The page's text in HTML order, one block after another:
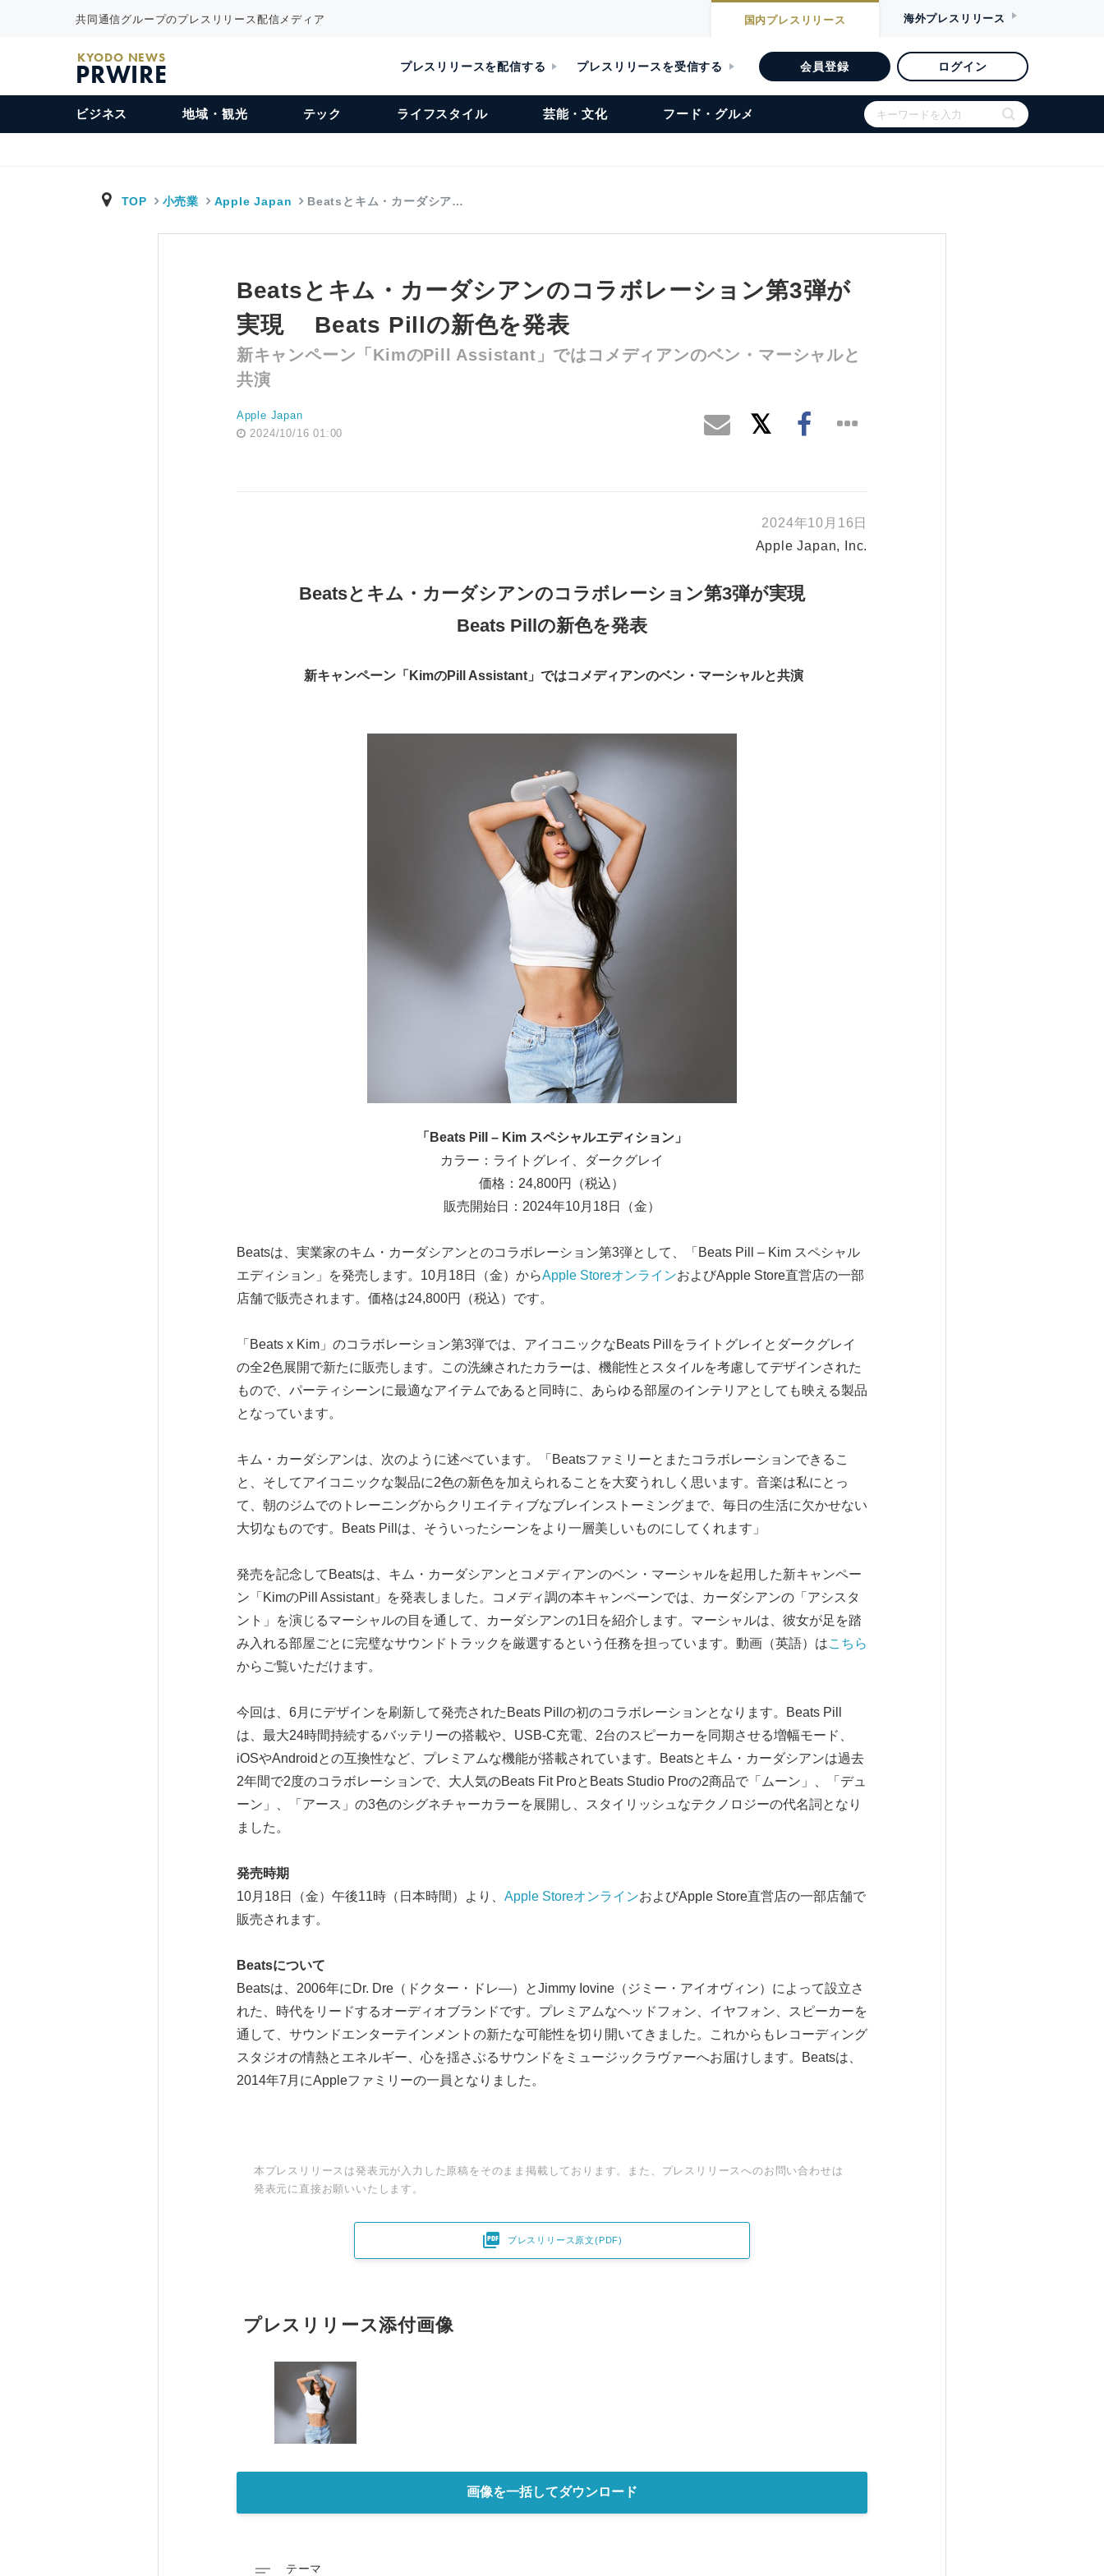
共同通信グループのプレスリリース配信メディア 国内プレスリリース 海外プレスリリース
KYODO NEWS
PRWIRE プレスリリースを配信する プレスリリースを受信する 会員登録 ログイン
ビジネス 地域・観光 テック ライフスタイル 芸能・文化 フード・グルメ
TOP 小売業 Apple Japan Beatsとキム・カーダシア…
Beatsとキム・カーダシアンのコラボレーション第3弾が
実現 Beats Pillの新色を発表
新キャンペーン「KimのPill Assistant」ではコメディアンのベン・マーシャルと
共演
Apple Japan
2024/10/16 01:00
2024年10月16日
Apple Japan, Inc.
Beatsとキム・カーダシアンのコラボレーション第3弾が実現
Beats Pillの新色を発表
新キャンペーン「 KimのPill Assistant」ではコメディアンのベン・マーシャルと共演
「 Beats Pill – Kim スペシャルエディション」
カラー：ライトグレイ、ダークグレイ
価格：24,800円（税込）
販売開始日：2024年10月18日（金）
Beatsは、実業家のキム・カーダシアンとのコラボレーション第3弾として、「Beats Pill – Kim スペシャル
エディション」を発売します。10月18日（金）からApple StoreオンラインおよびApple Store直営店の一部
店舗で販売されます。価格は24,800円（税込）です。
「Beats x Kim」のコラボレーション第3弾では、アイコニックなBeats Pillをライトグレイとダークグレイ
の全2色展開で新たに販売します。この洗練されたカラーは、機能性とスタイルを考慮してデザインされた
もので、パーティシーンに最適なアイテムであると同時に、あらゆる部屋のインテリアとしても映える製品
となっています。
キム・カーダシアンは、次のように述べています。「Beatsファミリーとまたコラボレーションできるこ
と、そしてアイコニックな製品に2色の新色を加えられることを大変うれしく思います。音楽は私にとっ
て、朝のジムでのトレーニングからクリエイティブなブレインストーミングまで、毎日の生活に欠かせない
大切なものです。Beats Pillは、そういったシーンをより一層美しいものにしてくれます」
発売を記念してBeatsは、キム・カーダシアンとコメディアンのベン・マーシャルを起用した新キャンペー
ン「KimのPill Assistant」を発表しました。コメディ調の本キャンペーンでは、カーダシアンの「アシスタ
ント」を演じるマーシャルの目を通して、カーダシアンの1日を紹介します。マーシャルは、彼女が足を踏
み入れる部屋ごとに完璧なサウンドトラックを厳選するという任務を担っています。動画（英語）はこちら
からご覧いただけます。
今回は、6月にデザインを刷新して発売されたBeats Pillの初のコラボレーションとなります。Beats Pill
は、最大24時間持続するバッテリーの搭載や、USB-C充電、2台のスピーカーを同期させる増幅モード、
iOSやAndroidとの互換性など、プレミアムな機能が搭載されています。Beatsとキム・カーダシアンは過去
2年間で2度のコラボレーションで、大人気のBeats Fit ProとBeats Studio Proの2商品で「ムーン」、「デュ
ーン」、「アース」の3色のシグネチャーカラーを展開し、スタイリッシュなテクノロジーの代名詞となり
ました。
発売時期
10月18日（金）午後11時（日本時間）より、 Apple StoreオンラインおよびApple Store直営店の一部店舗で
販売されます。
Beatsについて
Beatsは、2006年にDr. Dre（ドクター・ドレ―）とJimmy Iovine（ジミー・アイオヴィン）によって設立さ
れた、時代をリードするオーディオブランドです。プレミアムなヘッドフォン、イヤフォン、スピーカーを
通して、サウンドエンターテインメントの新たな可能性を切り開いてきました。これからもレコーディング
スタジオの情熱とエネルギー、心を揺さぶるサウンドをミュージックラヴァーへお届けします。Beatsは、
2014年7月にAppleファミリーの一員となりました。
本プレスリリースは発表元が入力した原稿をそのまま掲載しております。また、プレスリリースへのお問い合わせは
発表元に直接お願いいたします。
 プレスリリース原文(PDF)
プレスリリース添付画像
画像を一括してダウンロード
テーマ
Japanese